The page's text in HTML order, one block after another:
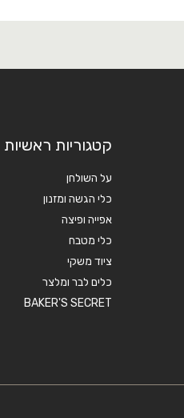
קטגוריות ראשיות
על השולחן
כלי הגשה ומזנון
אפייה ופיצה
כלי מטבח
ציוד משקי
כלים לבר ומלצר
BAKER'S SECRET